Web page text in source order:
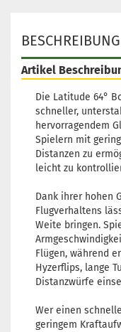
BESCHREIBUNG
Artikel
Die Latitude 64°
schneller,
hervorragendem
Spielern mit
Distanzen zu
leicht zu
Dank ihrer hohen
Flugverhaltens
Weite bringen.
Flügen, während
Hyzerflips, lange
Distanzwürfe
Wer einen
geringem